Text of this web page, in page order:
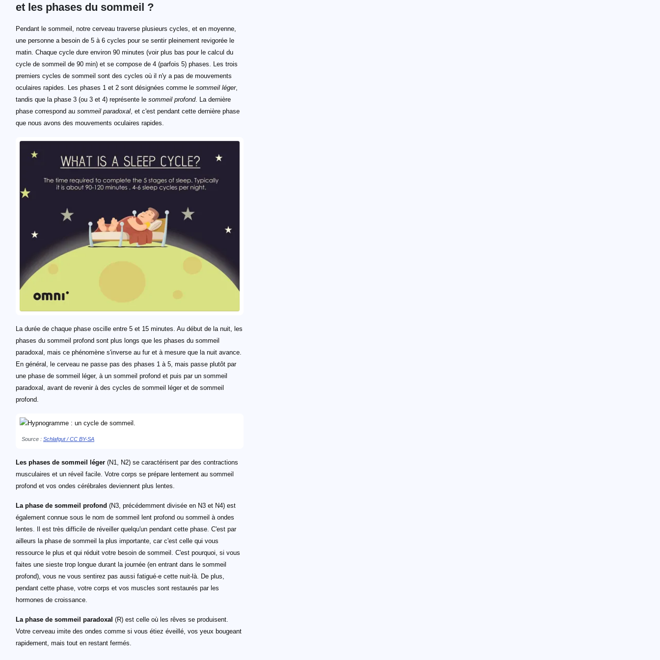
et les phases du sommeil ?
Pendant le sommeil, notre cerveau traverse plusieurs cycles, et en moyenne,
une personne a besoin de 5 à 6 cycles pour se sentir pleinement revigorée le
matin. Chaque cycle dure environ 90 minutes (voir plus bas pour le calcul du
cycle de sommeil de 90 min) et se compose de 4 (parfois 5) phases. Les trois
premiers cycles de sommeil sont des cycles où il n'y a pas de mouvements
oculaires rapides. Les phases 1 et 2 sont désignées comme le sommeil léger,
tandis que la phase 3 (ou 3 et 4) représente le sommeil profond. La dernière
phase correspond au sommeil paradoxal, et c'est pendant cette dernière phase
que nous avons des mouvements oculaires rapides.
La durée de chaque phase oscille entre 5 et 15 minutes. Au début de la nuit, les
phases du sommeil profond sont plus longs que les phases du sommeil
paradoxal, mais ce phénomène s'inverse au fur et à mesure que la nuit avance.
En général, le cerveau ne passe pas des phases 1 à 5, mais passe plutôt par
une phase de sommeil léger, à un sommeil profond et puis par un sommeil
paradoxal, avant de revenir à des cycles de sommeil léger et de sommeil
profond.
Source : Schlafgut / CC BY-SA
Les phases de sommeil léger (N1, N2) se caractérisent par des contractions
musculaires et un réveil facile. Votre corps se prépare lentement au sommeil
profond et vos ondes cérébrales deviennent plus lentes.
La phase de sommeil profond (N3, précédemment divisée en N3 et N4) est
également connue sous le nom de sommeil lent profond ou sommeil à ondes
lentes. Il est très difficile de réveiller quelqu'un pendant cette phase. C'est par
ailleurs la phase de sommeil la plus importante, car c'est celle qui vous
ressource le plus et qui réduit votre besoin de sommeil. C'est pourquoi, si vous
faites une sieste trop longue durant la journée (en entrant dans le sommeil
profond), vous ne vous sentirez pas aussi fatigué·e cette nuit-là. De plus,
pendant cette phase, votre corps et vos muscles sont restaurés par les
hormones de croissance.
La phase de sommeil paradoxal (R) est celle où les rêves se produisent.
Votre cerveau imite des ondes comme si vous étiez éveillé, vos yeux bougeant
rapidement, mais tout en restant fermés.